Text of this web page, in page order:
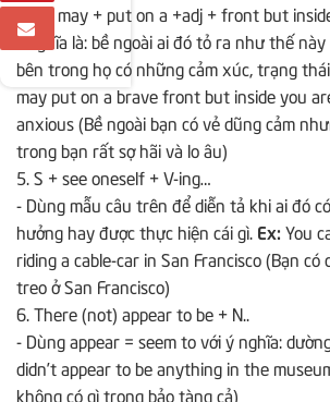
4. S+ may + put on a +adj + front but
- Nghĩa là: bề ngoài ai đó tỏ ra như thế
bên trong họ có những cảm xúc, trạng
may put on a brave front but inside you
anxious (Bề ngoài bạn có vẻ dũng cảm
trong bạn rất sợ hãi và lo âu)
5. S + see oneself + V-ing…
- Dùng mẫu câu trên để diễn tả khi ai đó
hưởng hay được thực hiện cái gì. Ex: You
riding a cable-car in San Francisco (Bạn có
treo ở San Francisco)
6. There (not) appear to be + N..
- Dùng appear = seem to với ý nghĩa:
didn’t appear to be anything in the
không có gì trong bảo tàng cả)